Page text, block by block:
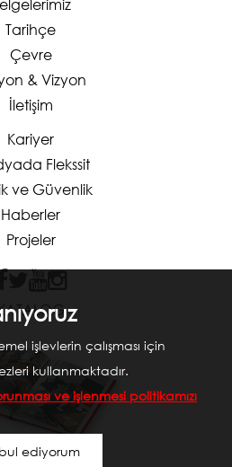
Tarihçe
Çevre
& Vizyon
İletişim
Kariyer
Flekssit
ve Güvenlik
Haberler
Projeler
işlevlerin çalışması için
kullanmaktadır.
ve işlenmesi politikamızı
ediyorum